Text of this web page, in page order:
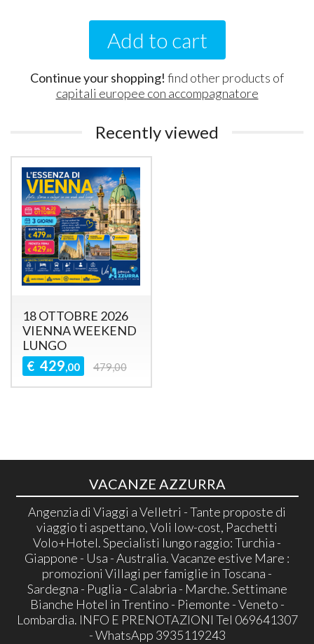
Add to cart
Continue your shopping! find other products of
capitali europee con accompagnatore
Recently viewed
18 OTTOBRE 2026
VIENNA WEEKEND
LUNGO
€ 429,00 479,00
VACANZE AZZURRA
Angenzia di Viaggi a Velletri - Tante proposte di
viaggio ti aspettano, Voli low-cost, Pacchetti
Volo+Hotel. Specialisti lungo raggio: Turchia -
Giappone - Usa - Australia. Vacanze estive Mare :
promozioni Villagi per famiglie in Toscana -
Sardegna - Puglia - Calabria - Marche. Settimane
Bianche Hotel in Trentino - Piemonte - Veneto -
Lombardia. INFO E PRENOTAZIONI Tel 069641307
- WhatsApp 3935119243